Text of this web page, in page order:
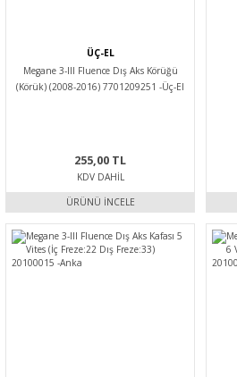
ÜÇ-EL
Megane 3-III Fluence Dış Aks Körüğü
(Körük) (2008-2016) 7701209251 -Üç-El
255,00 TL
KDV DAHIL
ÜRÜNÜ İNCELE